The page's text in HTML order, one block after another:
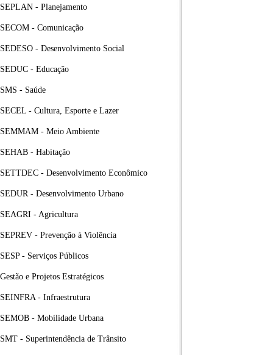
SEPLAN - Planejamento
SECOM - Comunicação
SEDESO - Desenvolvimento Social
SEDUC - Educação
SMS - Saúde
SECEL - Cultura, Esporte e Lazer
SEMMAM - Meio Ambiente
SEHAB - Habitação
SETTDEC - Desenvolvimento Econômico
SEDUR - Desenvolvimento Urbano
SEAGRI - Agricultura
SEPREV - Prevenção à Violência
SESP - Serviços Públicos
Gestão e Projetos Estratégicos
SEINFRA - Infraestrutura
SEMOB - Mobilidade Urbana
SMT - Superintendência de Trânsito